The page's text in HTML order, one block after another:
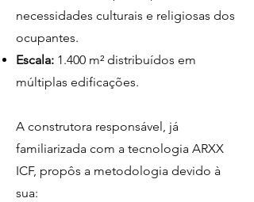
necessidades culturais e religiosas dos
ocupantes.
Escala: 1.400 m² distribuídos em
múltiplas edificações.
A construtora responsável, já
familiarizada com a tecnologia ARXX
ICF, propôs a metodologia devido à
sua: